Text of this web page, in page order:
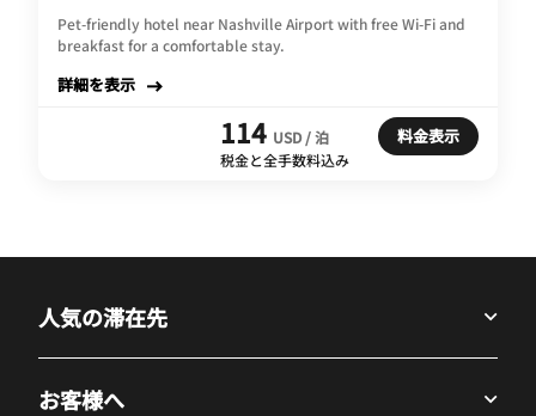
Pet-friendly hotel near Nashville Airport with free Wi-Fi and
breakfast for a comfortable stay.
詳細を表示
114 USD / 泊
税金と全手数料込み
料金表示
人気の滞在先
お客様へ